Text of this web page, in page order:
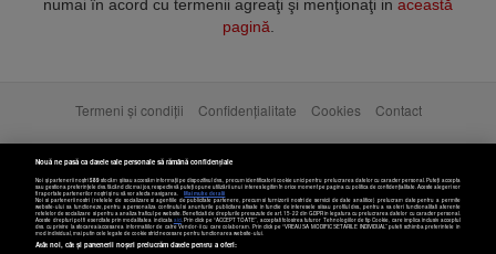
numai în acord cu termenii agreaţi şi menţionaţi in această
pagină
Termeni și condiții Confidențialitate Cookies Contact
Copyright © 2025 BUSINESSMEX S.A.
Nouă ne pasă ca datele tale personale să rămână confidențiale
Noi și partenerii noștri589stocăm și/sau accesăm informații pe dispozitivul dvs., precum identificatorii cookie unici pentru prelucrarea datelor cu caracter personal. Puteți accepta
sau gestiona preferințele dvs. făcând clic mai jos, respectiv vă puteți opune utilizării unui interes legitim în orice moment pe pagina cu politica de confidențialitate. Aceste alegeri vor
fi raportate partenerilor noștri și nu vă vor afecta navigarea.
Mai multe detalii
Noi si partenerii nostri (retelele de socializare si agentiile de publicitate partenere, precum si furnizorii nostri de servicii de date analitice) prelucram date pentru a permite
website-ului sa functioneze, pentru a personaliza continutul si anunturile publicitare afisate in functie de interesele si/sau profilul dvs., pentru a va oferi functionalitati aferente
retelelor de socializare si pentru a analiza traficul pe website. Beneficiati de drepturile prevazute de art. 15-22 din GDPR in legatura cu prelucrarea datelor cu caracter personal.
Aceste drepturi pot fi exercitate prin modalitatea indicataaici. Prin click pe “ACCEPT TOATE”, acceptati folosirea tuturor Tehnologiilor de tip Cookie, care implica inclusiv acceptul
dvs. cu privire la stocarea/accesarea informatiilor de catre Vendor-ii cu care colaboram. Prin click pe “VREAU SA MODIFIC SETARILE INDIVIDUAL” puteti schimba preferintele in
mod individual, mai putin cele legate de cookie strict necesare pentru functionarea website-ului.
Atât noi, cât și partenerii noștri prelucrăm datele pentru a oferi: